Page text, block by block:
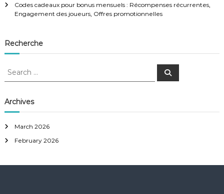
Codes cadeaux pour bonus mensuels : Récompenses récurrentes,
Engagement des joueurs, Offres promotionnelles
Recherche
S
r
c
f
o
S
Archives
March 2026
February 2026